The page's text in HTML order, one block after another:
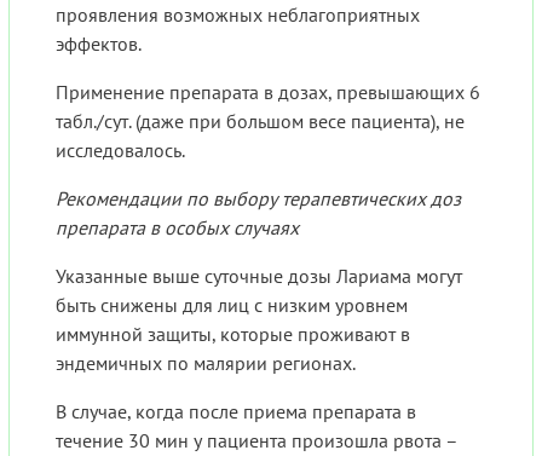
проявления возможных неблагоприятных
эффектов.
Применение препарата в дозах, превышающих 6
табл./сут. (даже при большом весе пациента), не
исследовалось.
Рекомендации по выбору терапевтических доз
препарата в особых случаях
Указанные выше суточные дозы Лариама могут
быть снижены для лиц с низким уровнем
иммунной защиты, которые проживают в
эндемичных по малярии регионах.
В случае, когда после приема препарата в
течение 30 мин у пациента произошла рвота –